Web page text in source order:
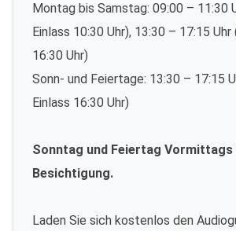
Montag bis Samstag: 09:00 – 11:30
Einlass 10:30 Uhr), 13:30 – 17:15
16:30 Uhr)
Sonn- und Feiertage: 13:30 – 17:15
Einlass 16:30 Uhr)
Sonntag und Feiertag Vormittags
Besichtigung.
Laden Sie sich kostenlos den